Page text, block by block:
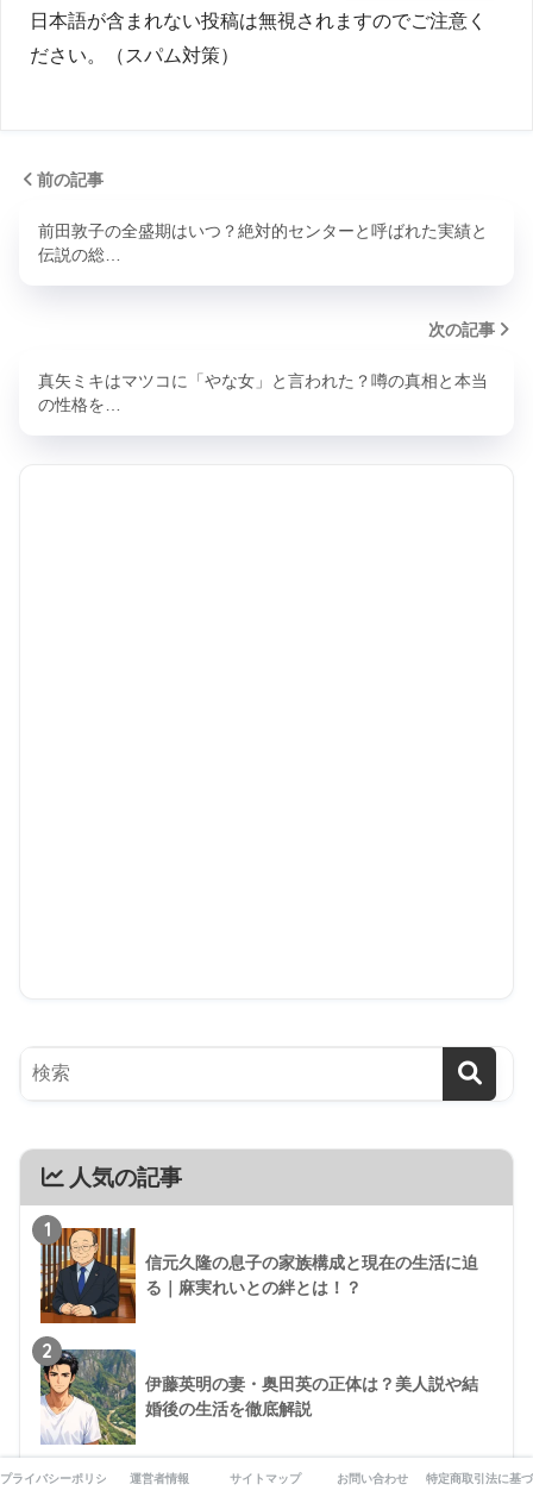
日本語が含まれない投稿は無視されますのでご注意く
ださい。（スパム対策）
前の記事
前田敦子の全盛期はいつ？絶対的センターと呼ばれた実績と
伝説の総…
次の記事
真矢ミキはマツコに「やな女」と言われた？噂の真相と本当
の性格を…
人気の記事
1
信元久隆の息子の家族構成と現在の生活に迫
る｜麻実れいとの絆とは！？
2
伊藤英明の妻・奥田英の正体は？美人説や結
婚後の生活を徹底解説
3
鈴木俊貴の妻の存在は？結婚観と研究生活から見る真実
プライバシーポリシー 運営者情報 サイトマップ お問い合わせ 特定商取引法に基